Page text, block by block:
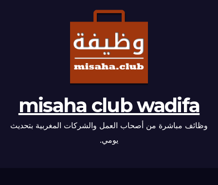
misaha club wadifa
وظائف مباشرة من أصحاب العمل والشركات المغربية بتحديث
يومي.